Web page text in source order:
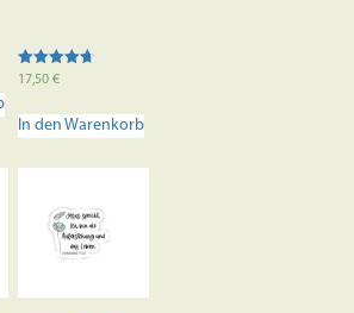
Bewertet
von 5
17,50€
In den Warenkorb